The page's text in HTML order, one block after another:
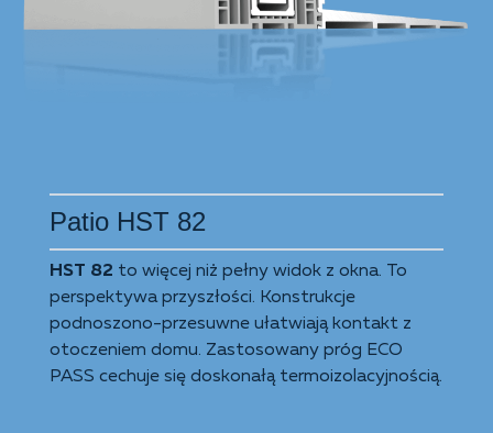
Patio HST 82
HST 82 to więcej niż pełny widok z okna. To
perspektywa przyszłości. Konstrukcje
podnoszono-przesuwne ułatwiają kontakt z
otoczeniem domu. Zastosowany próg ECO
PASS cechuje się doskonałą termoizolacyjnością.